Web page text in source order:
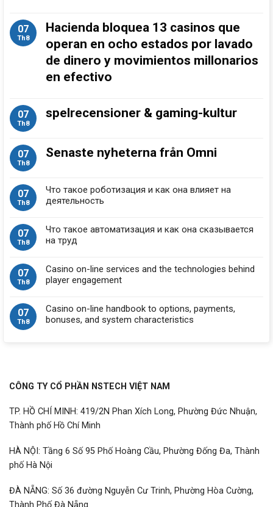
07
Th8
Hacienda bloquea 13 casinos que
operan en ocho estados por lavado
de dinero y movimientos millonarios
en efectivo
07
Th8
spelrecensioner & gaming-kultur
07
Th8
Senaste nyheterna från Omni
07
Th8
Что такое роботизация и как она влияет на
деятельность
07
Th8
Что такое автоматизация и как она сказывается
на труд
07
Th8
Casino on-line services and the technologies behind
player engagement
07
Th8
Casino on-line handbook to options, payments,
bonuses, and system characteristics
CÔNG TY CỔ PHẦN NSTECH VIỆT NAM
TP. HỒ CHÍ MINH: 419/2N Phan Xích Long, Phường Đức Nhuận,
Thành phố Hồ Chí Minh
HÀ NỘI: Tầng 6 Số 95 Phố Hoàng Cầu, Phường Đống Đa, Thành
phố Hà Nội
ĐÀ NẴNG: Số 36 đường Nguyễn Cư Trinh, Phường Hòa Cường,
Thành Phố Đà Nẵng